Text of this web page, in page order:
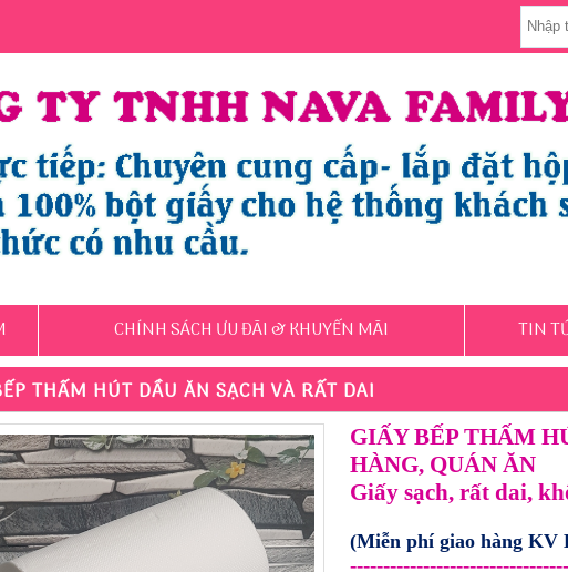
CHÍNH SÁCH ƯU ĐÃI & KHUYẾN MÃI TIN
THẤM HÚT DẦU ĂN SẠCH VÀ RẤT DAI
GIẤY BẾP THẤM
HÀNG, QUÁN ĂN
Giấy sạch, rất dai,
(Miễn phí giao hàng KV